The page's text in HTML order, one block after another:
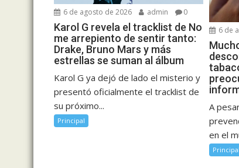
6 de agosto de 2026 admin 0
Karol G revela el tracklist de No
me arrepiento de sentir tanto:
Drake, Bruno Mars y más
estrellas se suman al álbum
Karol G ya dejó de lado el misterio y
presentó oficialmente el tracklist de
su próximo...
Principal
6 de
A
en el
Principal